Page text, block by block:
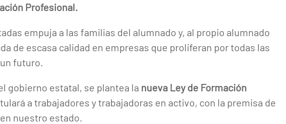
Profesional.
empuja a las familias del alumnado y, al propio alumnado
de escasa calidad en empresas que proliferan por todas las
futuro.
gobierno estatal, se plantea la nueva Ley de Formación
a trabajadores y trabajadoras en activo, con la premisa de
nuestro estado.